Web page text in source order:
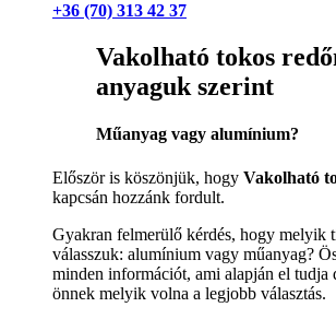
+36 (70) 313 42 37
Vakolható tokos
anyaguk szerint
Műanyag vagy alumínium?
Először is köszönjük, hogy Vakolható
kapcsán hozzánk fordult.
Gyakran felmerülő kérdés, hogy melyik
válasszuk: alumínium vagy műanyag?
minden információt, ami alapján el tudja
önnek melyik volna a legjobb választás.